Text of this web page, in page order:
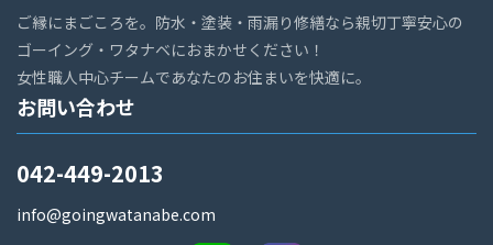
ご縁にまごころを。防水・塗装・雨漏り修繕なら親切丁寧安心の
ゴーイング・ワタナベにおまかせください！
女性職人中心チームであなたのお住まいを快適に。
お問い合わせ
042-449-2013
info@goingwatanabe.com